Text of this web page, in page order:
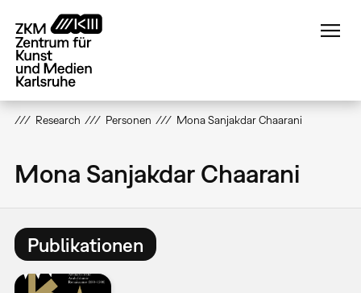
zum
Inhalt
Research Personen Mona Sanjakdar Chaarani
Mona Sanjakdar Chaarani
Publikationen